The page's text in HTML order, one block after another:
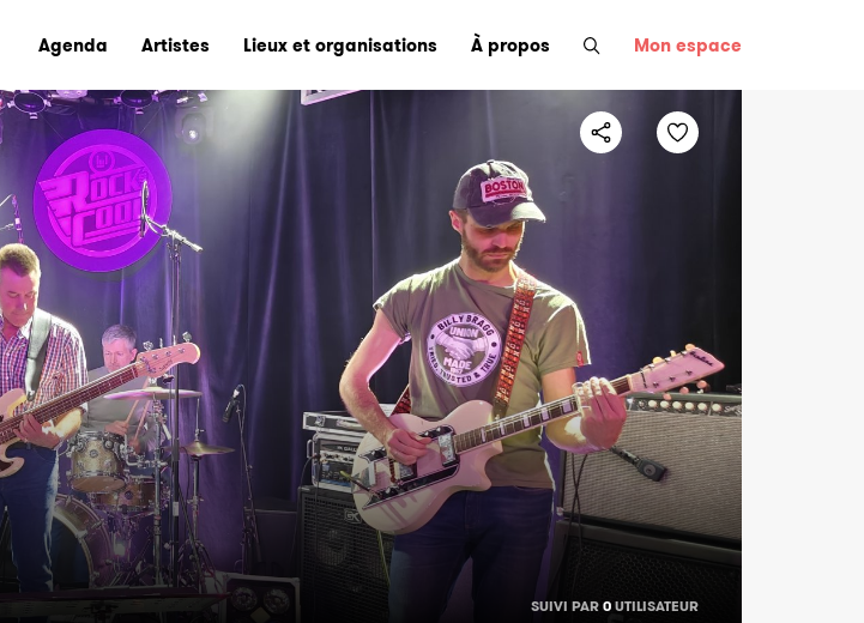
Agenda Artistes Lieux et organisations À propos Mon espace
SUIVI PAR 0 UTILISATEUR